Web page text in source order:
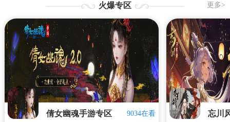
更多>
火爆专区
9034在看
倩女幽魂手游专区 忘川